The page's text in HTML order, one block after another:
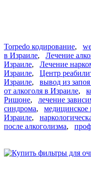
Torpedo кодирование,
в Израиле, Лечение
Израиле, Лечение
Израиле, Центр
Израиле, вывод из
от алкоголя в Израиле,
Ришоне, лечение
синдрома, медицинское
Израиле,
после алкоголизма,